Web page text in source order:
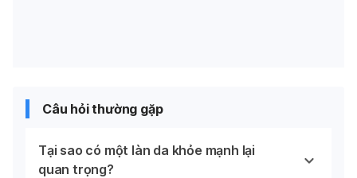
Câu hỏi thường gặp
Tại sao có một làn da khỏe mạnh lại
quan trọng?